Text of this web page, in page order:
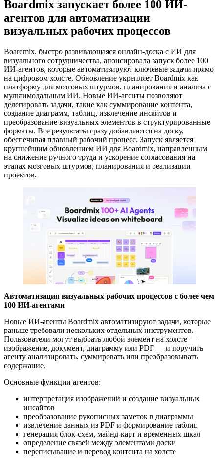
Boardmix запускает более 100 ИИ-
агентов для автоматизации
визуальных рабочих процессов
Boardmix, быстро развивающаяся онлайн-доска с ИИ для
визуального сотрудничества, анонсировала запуск более 100
ИИ-агентов, которые автоматизируют ключевые задачи прямо
на цифровом холсте. Обновление укрепляет Boardmix как
платформу для мозговых штурмов, планирования и анализа с
мультимодальным ИИ. Новые ИИ-агенты позволяют
делегировать задачи, такие как суммирование контента,
создание диаграмм, таблиц, извлечение инсайтов и
преобразование визуальных элементов в структурированные
форматы. Все результаты сразу добавляются на доску,
обеспечивая плавный рабочий процесс. Запуск является
крупнейшим обновлением ИИ для Boardmix, направленным
на снижение ручного труда и ускорение согласования на
этапах мозговых штурмов, планирования и реализации
проектов.
Автоматизация визуальных рабочих процессов с более чем
100 ИИ-агентами
Новые ИИ-агенты Boardmix автоматизируют задачи, которые
раньше требовали нескольких отдельных инструментов.
Пользователи могут выбрать любой элемент на холсте —
изображение, документ, диаграмму или PDF — и поручить
агенту анализировать, суммировать или преобразовывать
содержание.
Основные функции агентов:
интерпретация изображений и создание визуальных
инсайтов
преобразование рукописных заметок в диаграммы
извлечение данных из PDF и формирование таблиц
генерация блок-схем, майнд-карт и временных шкал
определение связей между элементами доски
переписывание и перевод контента на холсте